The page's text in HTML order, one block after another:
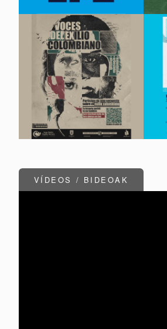
VÍDEOS / BIDEOAK